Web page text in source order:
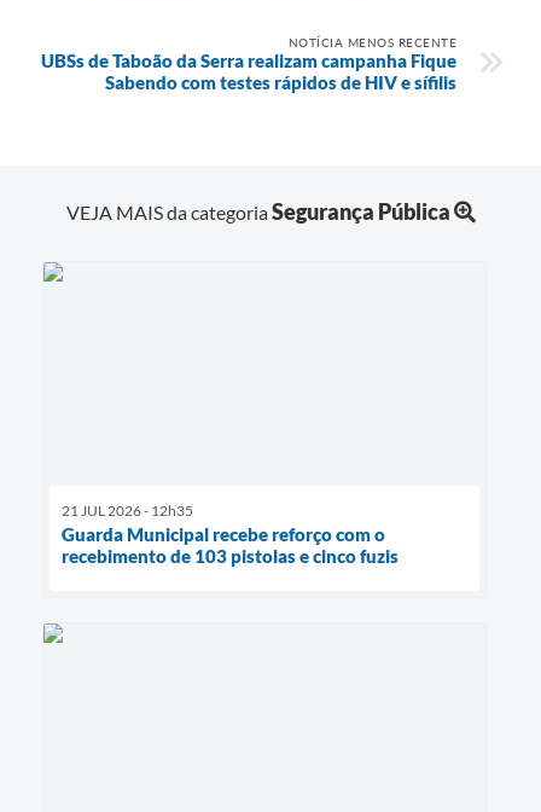
NOTÍCIA MENOS RECENTE
UBSs de Taboão da Serra realizam campanha Fique
Sabendo com testes rápidos de HIV e sífilis
VEJA MAIS da categoriaSegurança Pública
21 JUL 2026 - 12h35
Guarda Municipal recebe reforço com o
recebimento de 103 pistolas e cinco fuzis